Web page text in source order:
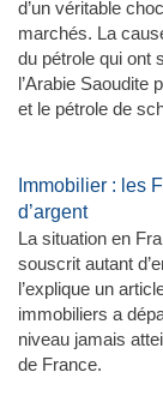
d’un véritable
marchés. La
du pétrole qui ont
l’Arabie Saoudite
et le pétrole de
Immobilier : les
d’argent
La situation en
souscrit autant
l’explique un
immobiliers a
niveau jamais
de France.